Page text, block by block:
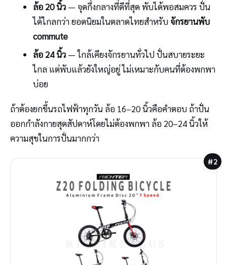
ล้อ 20 นิ้ว— จุดกึ่งกลางที่ดีที่สุด พับได้พอสมควร ปั่น
ได้ไกลกว่า ยอดนิยมในตลาดไทยสำหรับ จักรยานพับ
commute
ล้อ 24 นิ้ว— ใกล้เคียงจักรยานทั่วไป ปั่นสบายระยะ
ไกล แต่พับแล้วยังใหญ่อยู่ ไม่เหมาะกับคนที่ต้องพกพา
บ่อย
ถ้าต้องยกขึ้นรถไฟฟ้าทุกวัน ล้อ 16–20 นิ้วคือคำตอบ ถ้าปั่น
ออกกำลังกายสุดสัปดาห์โดยไม่ต้องพกพา ล้อ 20–24 นิ้วให้
ความสุขในการปั่นมากกว่า
#2